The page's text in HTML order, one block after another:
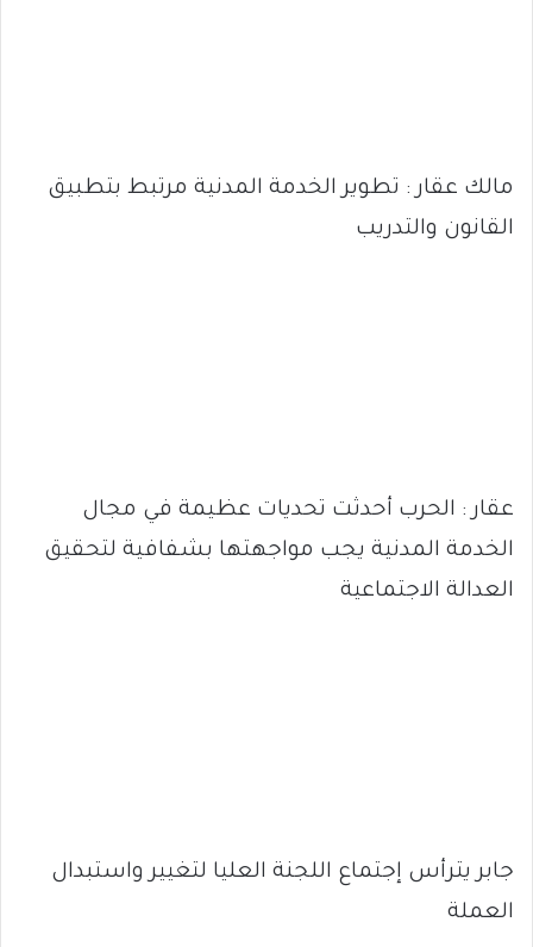
مالك عقار : تطوير الخدمة المدنية مرتبط بتطبيق
القانون والتدريب
عقار : الحرب أحدثت تحديات عظيمة في مجال
الخدمة المدنية يجب مواجهتها بشفافية لتحقيق
العدالة الاجتماعية
جابر يترأس إجتماع اللجنة العليا لتغيير واستبدال
العملة